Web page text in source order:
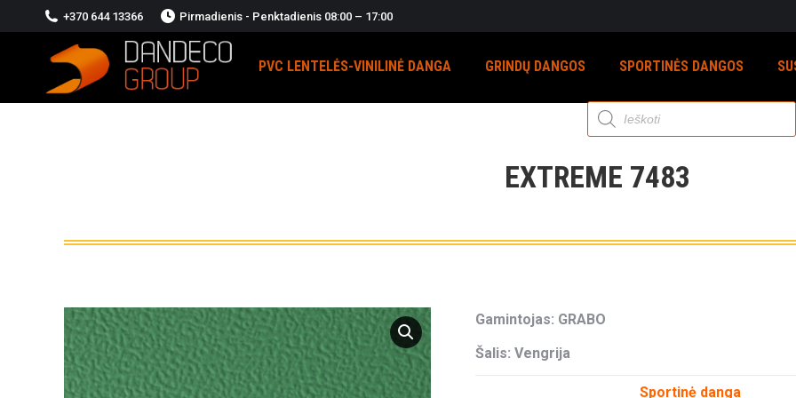
+370 644 13366 Pirmadienis - Penktadienis 08:00 – 17:00
PVC LENTELĖS-VINILINĖ DANGA GRINDŲ DANGOS SPORTINĖS DANGOS
Products
search
EXTREME 7483
Gamintojas: GRABO
Šalis: Vengrija
Sportinė danga